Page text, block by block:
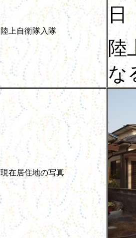
陸上自衛隊入隊
日
陸
な
現在居住地の写真